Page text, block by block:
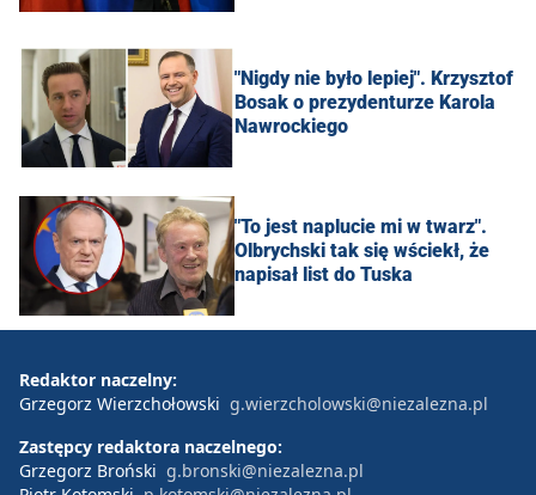
"Nigdy nie było lepiej". Krzysztof
Bosak o prezydenturze Karola
Nawrockiego
"To jest naplucie mi w twarz".
Olbrychski tak się wściekł, że
napisał list do Tuska
Redaktor naczelny:
Grzegorz Wierzchołowski g.wierzcholowski@niezalezna.pl
Zastępcy redaktora naczelnego:
Grzegorz Broński g.bronski@niezalezna.pl